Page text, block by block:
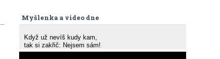
Myšlenka a video dne
Když už nevíš kudy kam,
tak si zakřič: Nejsem sám!